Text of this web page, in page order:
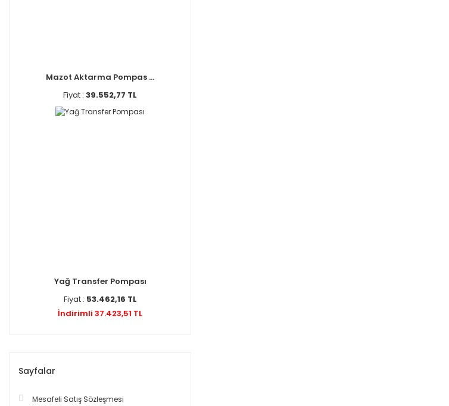
Mazot Aktarma Pompas ...
Fiyat : 39.552,77 TL
Yağ Transfer Pompası
Fiyat : 53.462,16 TL
İndirimli 37.423,51 TL
Sayfalar
Mesafeli Satış Sözleşmesi